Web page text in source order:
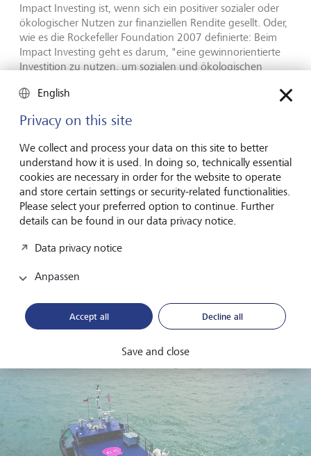
Impact Investing ist, wenn sich ein positiver sozialer oder
ökologischer Nutzen zur finanziellen Rendite gesellt. Oder,
wie es die Rockefeller Foundation 2007 definierte: Beim
Impact Investing geht es darum, "eine gewinnorientierte
Investition zu nutzen, um sozialen und ökologischen
Das ist beispielsweise der Fall, wenn ein Private-Equity-
Fonds in netzunabhängige Solarunternehmen investiert,
die Haushalte in den Subsahara-Ländern Afrikas
versorgen, und sowohl den Zugang der Haushalte zu
Energie als auch finanzielle Renditen anstrebt. Oder wenn
eine von einer multinationalen Bank begebene grüne
Anleihe, die an Projekte im Bereich erneuerbare Energien
geknüpft ist "ring-fenced"), Anlegerinnen und Anlegern
neben der nachweisbaren CO2-Reduktion auch eine feste
Rendite bietet.
English
Privacy on this site
We collect and process your data on this site to better
understand how it is used. In doing so, technically essential
cookies are necessary in order for the website to operate
and store certain settings or security-related functionalities.
Please select your preferred option to continue. Further
details can be found in our data privacy notice.
Data privacy notice
Anpassen
Accept all Decline all
Save and close